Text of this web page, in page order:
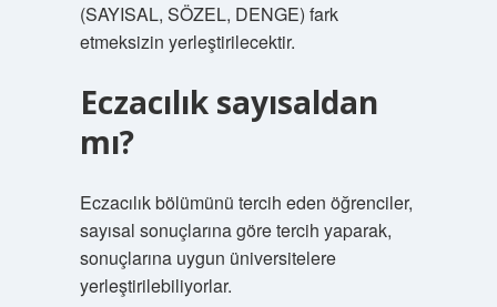
(SAYISAL, SÖZEL, DENGE) fark
etmeksizin yerleştirilecektir.
Eczacılık sayısaldan
mı?
Eczacılık bölümünü tercih eden öğrenciler,
sayısal sonuçlarına göre tercih yaparak,
sonuçlarına uygun üniversitelere
yerleştirilebiliyorlar.